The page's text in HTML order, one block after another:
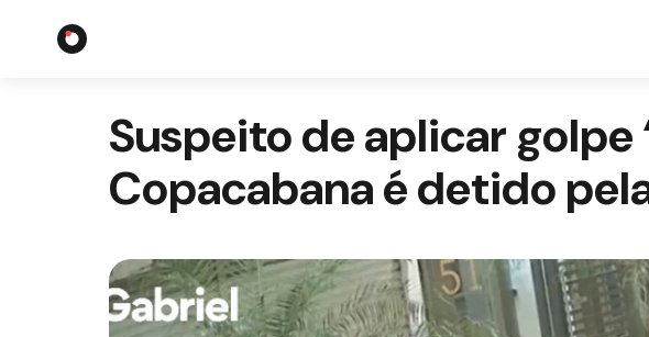
Suspeito de aplicar golpe
Copacabana é detido